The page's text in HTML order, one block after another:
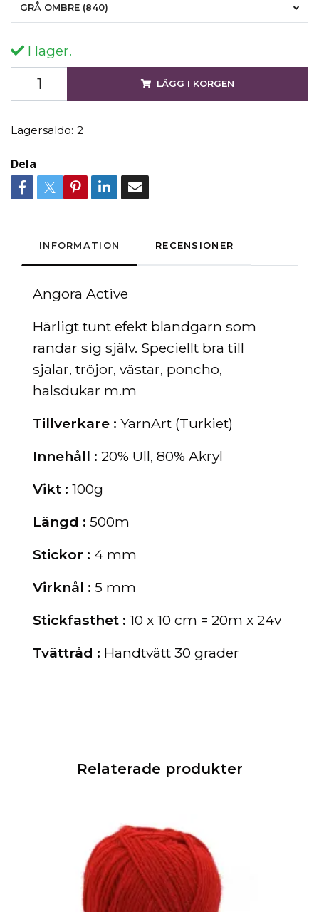
GRÅ OMBRE (840)
I lager.
LÄGG I KORGEN
Lagersaldo: 2
Dela
INFORMATION RECENSIONER
Angora Active
Härligt tunt efekt blandgarn som
randar sig själv. Speciellt bra till
sjalar, tröjor, västar, poncho,
halsdukar m.m
Tillverkare : YarnArt (Turkiet)
Innehåll : 20% Ull, 80% Akryl
Vikt : 100g
Längd : 500m
Stickor : 4 mm
Virknål : 5 mm
Stickfasthet : 10 x 10 cm = 20m x 24v
Tvättråd : Handtvätt 30 grader